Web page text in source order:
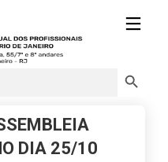
DIA 25/10